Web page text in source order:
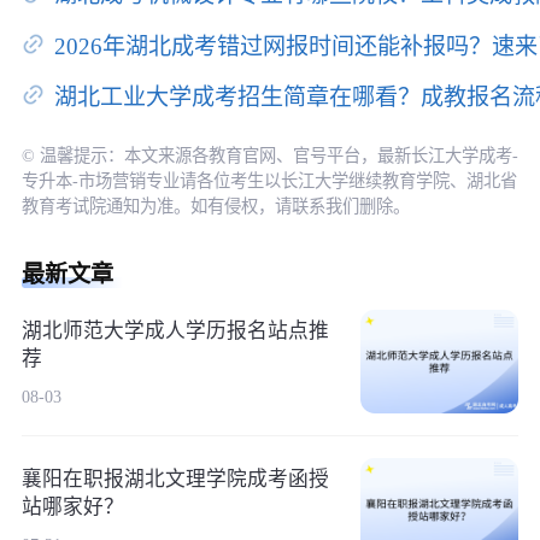
2026年湖北成考错过网报时间还能补报吗？速
湖北工业大学成考招生简章在哪看？成教报名
© 温馨提示：本文来源各教育官网、官号平台，最新长江大学成考-
专升本-市场营销专业请各位考生以长江大学继续教育学院、湖北省
教育考试院通知为准。如有侵权，请联系我们删除。
最新文章
湖北师范大学成人学历报名站点推
荐
08-03
襄阳在职报湖北文理学院成考函授
站哪家好？